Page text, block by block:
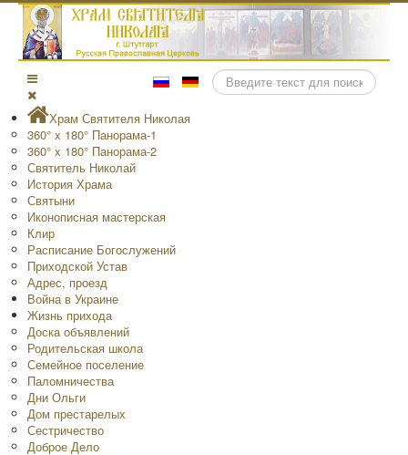
Поиск
Храм Святителя Николая
360° x 180° Панорама-1
360° x 180° Панорама-2
Святитель Николай
История Храма
Святыни
Иконописная мастерская
Клир
Расписание Богослужений
Приходской Устав
Адрес, проезд
Война в Украине
Жизнь прихода
Доска объявлений
Родительская школа
Семейное поселение
Паломничества
Дни Ольги
Дом престарелых
Сестричество
Доброе Дело